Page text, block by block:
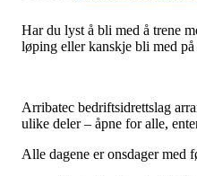
Har du lyst å bli med å trene
løping eller kanskje bli med
Arribatec bedriftsidrettslag
ulike deler – åpne for alle,
Alle dagene er onsdager med